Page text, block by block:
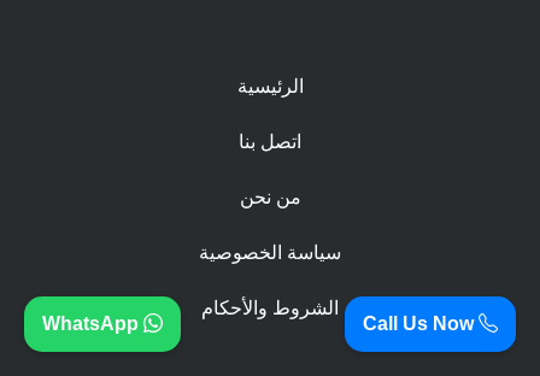
الرئيسية
اتصل بنا
من نحن
سياسة الخصوصية
الشروط والأحكام
Call Us Now